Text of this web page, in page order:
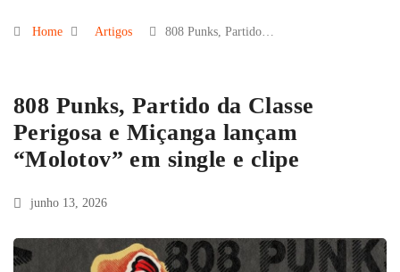
Home Artigos 808 Punks, Partido…
808 Punks, Partido da Classe
Perigosa e Miçanga lançam
“Molotov” em single e clipe
junho 13, 2026